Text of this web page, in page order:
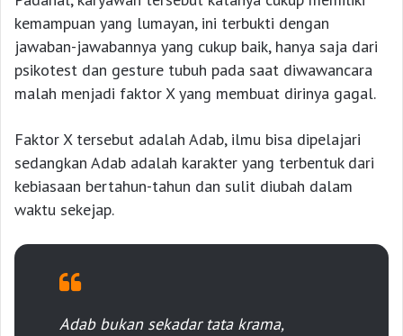
kemampuan yang lumayan, ini terbukti dengan
jawaban-jawabannya yang cukup baik, hanya saja dari
psikotest dan gesture tubuh pada saat diwawancara
malah menjadi faktor X yang membuat dirinya gagal.
Faktor X tersebut adalah Adab, ilmu bisa dipelajari
sedangkan Adab adalah karakter yang terbentuk dari
kebiasaan bertahun-tahun dan sulit diubah dalam
waktu sekejap.
Adab bukan sekadar tata krama,